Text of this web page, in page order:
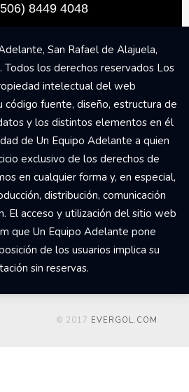
8449 4048
San Rafael de Alajuela,
Todos los derechos reservados Los
intelectual del web
código fuente, diseño, estructura de
y los distintos elementos en él
de Un Equipo Adelante a quien
exclusivo de los derechos de
en cualquier forma y, en especial,
distribución, comunicación
El acceso y utilización del sitio web
que Un Equipo Adelante pone
de los usuarios implica su
sin reservas.
© 2017 EVERGOL.COM